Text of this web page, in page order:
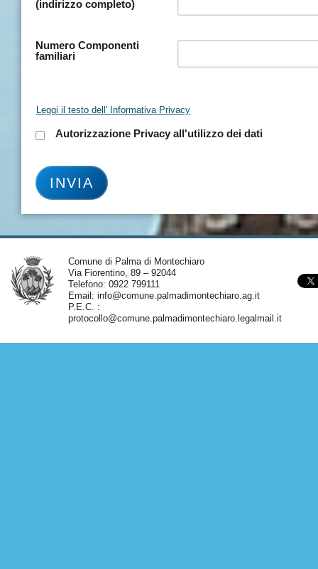
(indirizzo completo)
Numero Componenti
familiari
Leggi il testo dell' Informativa Privacy
Autorizzazione Privacy all'utilizzo dei dati
Comune di Palma di Montechiaro
Via Fiorentino, 89 – 92044
Telefono: 0922 799111
Email: info@comune.palmadimontechiaro.ag.it
P.E.C. :
protocollo@comune.palmadimontechiaro.legalmail.it